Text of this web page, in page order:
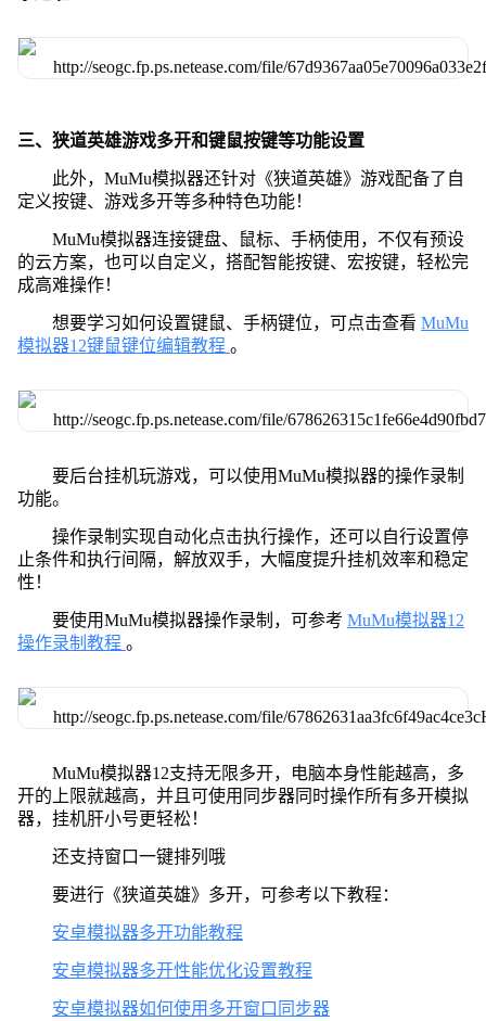
三、狭道英雄游戏多开和键鼠按键等功能设置
此外，MuMu模拟器还针对《狭道英雄》游戏配备了自
定义按键、游戏多开等多种特色功能！
MuMu模拟器连接键盘、鼠标、手柄使用，不仅有预设
的云方案，也可以自定义，搭配智能按键、宏按键，轻松完
成高难操作！
想要学习如何设置键鼠、手柄键位，可点击查看 MuMu
模拟器12键鼠键位编辑教程 。
要后台挂机玩游戏，可以使用MuMu模拟器的操作录制
功能。
操作录制实现自动化点击执行操作，还可以自行设置停
止条件和执行间隔，解放双手，大幅度提升挂机效率和稳定
性！
要使用MuMu模拟器操作录制，可参考 MuMu模拟器12
操作录制教程 。
MuMu模拟器12支持无限多开，电脑本身性能越高，多
开的上限就越高，并且可使用同步器同时操作所有多开模拟
器，挂机肝小号更轻松！
还支持窗口一键排列哦
要进行《狭道英雄》多开，可参考以下教程：
安卓模拟器多开功能教程
安卓模拟器多开性能优化设置教程
安卓模拟器如何使用多开窗口同步器